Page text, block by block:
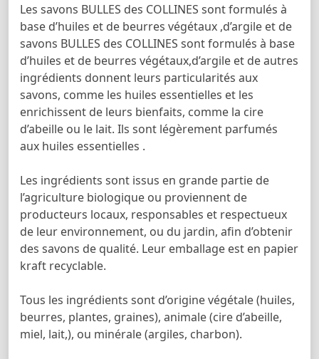
Les savons BULLES des COLLINES sont formulés à
base d’huiles et de beurres végétaux ,d’argile et de
savons BULLES des COLLINES sont formulés à base
d’huiles et de beurres végétaux,d’argile et de autres
ingrédients donnent leurs particularités aux
savons, comme les huiles essentielles et les
enrichissent de leurs bienfaits, comme la cire
d’abeille ou le lait. Ils sont légèrement parfumés
aux huiles essentielles .
Les ingrédients sont issus en grande partie de
l’agriculture biologique ou proviennent de
producteurs locaux, responsables et respectueux
de leur environnement, ou du jardin, afin d’obtenir
des savons de qualité. Leur emballage est en papier
kraft recyclable.
Tous les ingrédients sont d’origine végétale (huiles,
beurres, plantes, graines), animale (cire d’abeille,
miel, lait,), ou minérale (argiles, charbon).